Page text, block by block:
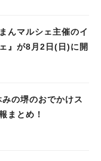
んマルシェ主催のイ
』が8月2日(日)に開
みの堺のおでかけス
まとめ！